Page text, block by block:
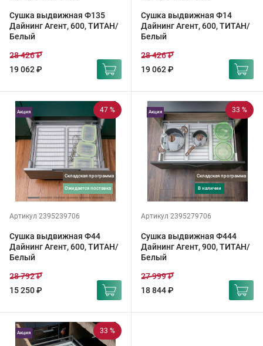
Сушка выдвижная Ф135
Дайнинг Агент, 600, ТИТАН/
Белый
19 062 ₽
28 426 ₽
Сушка выдвижная Ф14
Дайнинг Агент, 600, ТИТАН/
Белый
19 062 ₽
28 426 ₽
47 %
Складская программа
ожидается поставка
Акция
Артикул 2395239706
Сушка выдвижная Ф44
Дайнинг Агент, 600, ТИТАН/
Белый
15 250 ₽
28 792 ₽
33 %
Складская программа
в наличии
Акция
Артикул 2395279706
Сушка выдвижная Ф444
Дайнинг Агент, 900, ТИТАН/
Белый
18 844 ₽
27 999 ₽
33 %
Акция